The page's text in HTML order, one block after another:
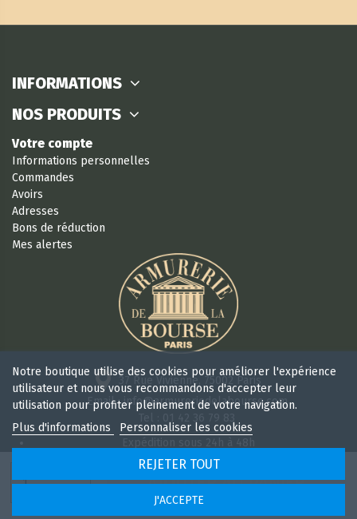
AJOUTER AU PANIER
INFORMATIONS
NOS PRODUITS
Votre compte
Informations personnelles
Commandes
Avoirs
Adresses
Bons de réduction
Mes alertes
37 Rue Vivienne, 75002 Paris
Email : info@armureriedelabourse.com
Retour sous 15 jours
Notre boutique utilise des cookies pour améliorer l'expérience
utilisateur et nous vous recommandons d'accepter leur
utilisation pour profiter pleinement de votre navigation.
Plus d'informations
Personnaliser les cookies
REJETER TOUT
J'ACCEPTE